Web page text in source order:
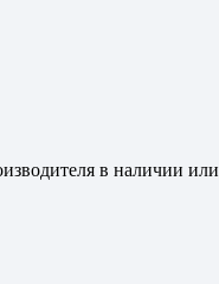
в наличии